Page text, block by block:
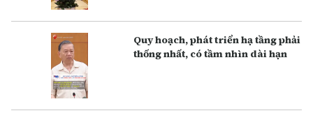
Q uy hoạch, phát triển hạ tầng phải
thống nhất, có tầm nhìn dài hạn